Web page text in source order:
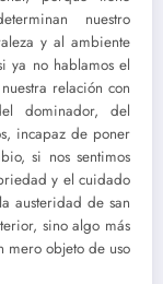
nuestro
y al ambiente
ya no hablamos el
relación con
dominador, del
incapaz de poner
si nos sentimos
y el cuidado
austeridad de san
sino algo más
mero objeto de uso